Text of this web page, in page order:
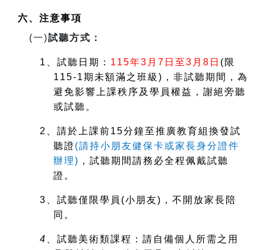
六、注意事項
(一)試聽方式：
1 、試聽日期： 115年3月7日至3月8日 ( 限
115-1期未額滿之班級)，非試聽期間，為
避免影響上課秩序及學員權益，謝絕旁聽
或試聽。
2
、請於上課前15分鐘至推廣教育組換發試
聽證 (請持小朋友健保卡或家長身分證件
辦理) ，試聽期間請務必全程佩戴試聽
證。
3
、試聽僅限學員(小朋友)，不開放家長陪
同。
4
、試聽美術類課程：請自備個人所需之用